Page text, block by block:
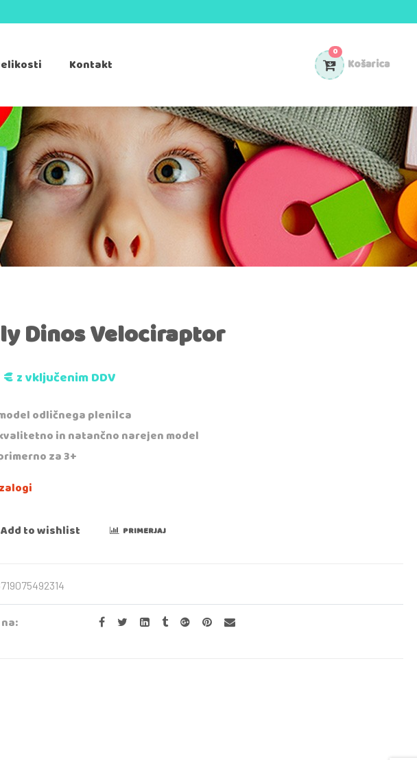
Kontakt Košarica
0
Dinos Velociraptor
€z vključenim DDV
odličnega plenilca
in natančno narejen model
za 3+
Add to wishlist PRIMERJAJ